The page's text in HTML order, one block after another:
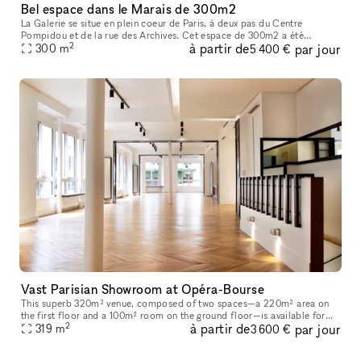
Bel espace dans le Marais de 300m2
La Galerie se situe en plein coeur de Paris, à deux pas du Centre
Pompidou et de la rue des Archives. Cet espace de 300m2 a été
entièrement rénové en 2022 afin d’acceuillir un nouvel espace d’exposit
300 m2 à partir de5 400 € par jour
Vast Parisian Showroom at Opéra-Bourse
This superb 320m² venue, composed of two spaces—a 220m² area on
the first floor and a 100m² room on the ground floor—is available for
short-term rental to host your Showrooms, Pop-Up Stores, Temporar
319 m2 à partir de3 600 € par jour